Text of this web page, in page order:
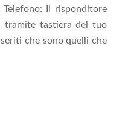
Il risponditore
tramite tastiera del tuo
che sono quelli che